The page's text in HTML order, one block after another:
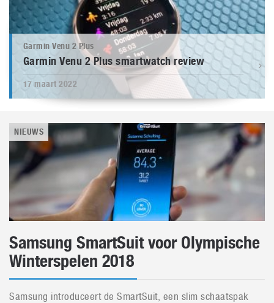
Garmin Venu 2 Plus
Garmin Venu 2 Plus smartwatch review
17 maart 2022
NIEUWS
Samsung SmartSuit voor Olympische
Winterspelen 2018
Samsung introduceert de SmartSuit, een slim schaatspak